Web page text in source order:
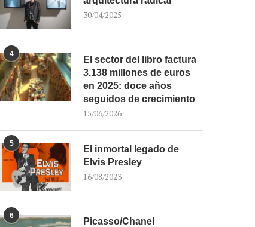
30/04/2025
4
El sector del libro factura
3.138 millones de euros
en 2025: doce años
seguidos de crecimiento
15/06/2026
5
El inmortal legado de
Elvis Presley
16/08/2023
6
Picasso/Chanel